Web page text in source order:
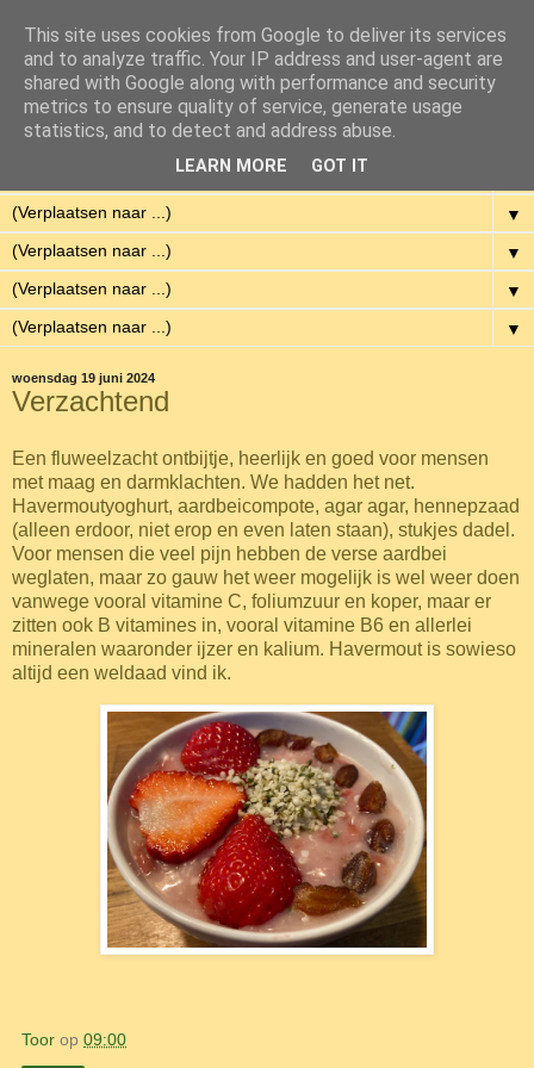
Eenvoudig Gelukkig
Met weinig middelen een hoge kwaliteit van leven hebben.
▼
▼
▼
▼
woensdag 19 juni 2024
Verzachtend
Een fluweelzacht ontbijtje, heerlijk en goed voor mensen
met maag en darmklachten. We hadden het net.
Havermoutyoghurt, aardbeicompote, agar agar, hennepzaad
(alleen erdoor, niet erop en even laten staan), stukjes dadel.
Voor mensen die veel pijn hebben de verse aardbei
weglaten, maar zo gauw het weer mogelijk is wel weer doen
vanwege vooral vitamine C, foliumzuur en koper, maar er
zitten ook B vitamines in, vooral vitamine B6 en allerlei
mineralen waaronder ijzer en kalium. Havermout is sowieso
altijd een weldaad vind ik.
Toor op 09:00
This site uses cookies from Google to deliver its services
and to analyze traffic. Your IP address and user-agent are
shared with Google along with performance and security
metrics to ensure quality of service, generate usage
statistics, and to detect and address abuse.
LEARN MORE GOT IT